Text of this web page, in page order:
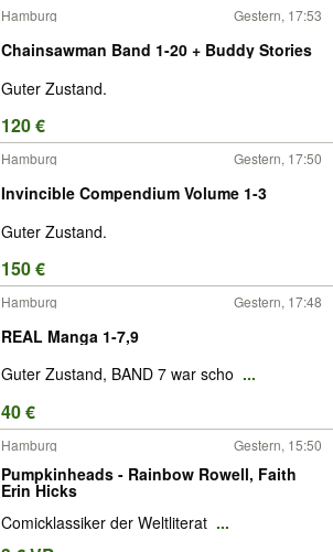
Hamburg Gestern, 17:53
Chainsawman Band 1-20 + Buddy Stories
Guter Zustand.
120 €
Hamburg Gestern, 17:50
Invincible Compendium Volume 1-3
Guter Zustand.
150 €
Hamburg Gestern, 17:48
REAL Manga 1-7,9
Guter Zustand, BAND 7 war scho ...
40 €
Hamburg Gestern, 15:50
Pumpkinheads - Rainbow Rowell, Faith
Erin Hicks
Comicklassiker der Weltliterat ...